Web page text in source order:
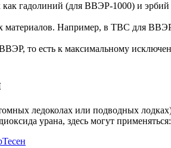
гадолиний (для ВВЭР-1000) и
материалов. Например, в ТВС для
то есть к максимальному
ледоколах или подводных
урана, здесь могут применяться: